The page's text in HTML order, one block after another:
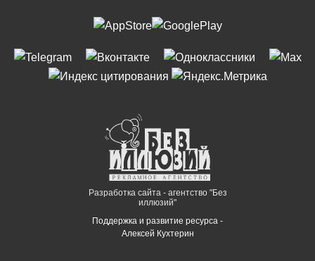
Разработка сайта - агентство "Без
иллюзий"
Поддержка и развитие ресурса -
Алексей Кухтерин